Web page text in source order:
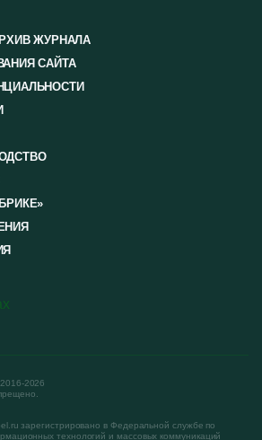
2026
ЖУРНАЛА
САЙТА
зарегистрировано в Федеральной службе по
технологий и массовых коммуникаций